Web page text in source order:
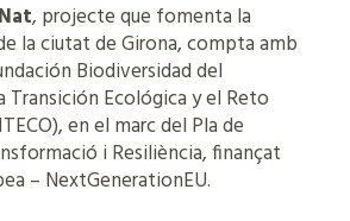
, projecte que fomenta la
la ciutat de Girona, compta amb
Biodiversidad del
Transición Ecológica y el Reto
en el marc del Pla de
i Resiliència, finançat
– NextGenerationEU.